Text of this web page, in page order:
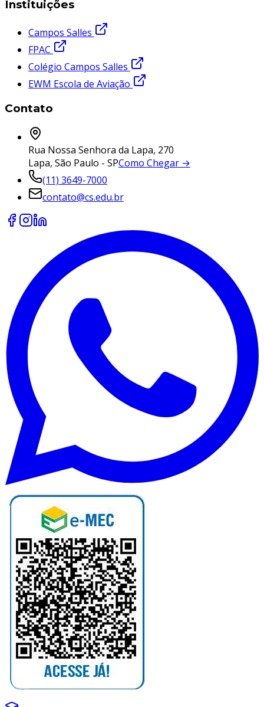
Instituições
Campos Salles
FPAC
Colégio Campos Salles
EWM Escola de Aviação
Contato
Rua Nossa Senhora da Lapa, 270
Lapa, São Paulo - SPComo Chegar →
(11) 3649-7000
contato@cs.edu.br